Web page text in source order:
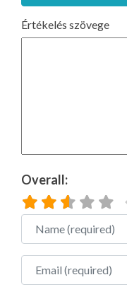
Értékelés szövege
Overall:
Name
Email